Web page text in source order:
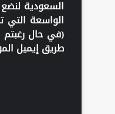
السعودية
الواسعة التي
(في حال رغبتم
طريق إيميل